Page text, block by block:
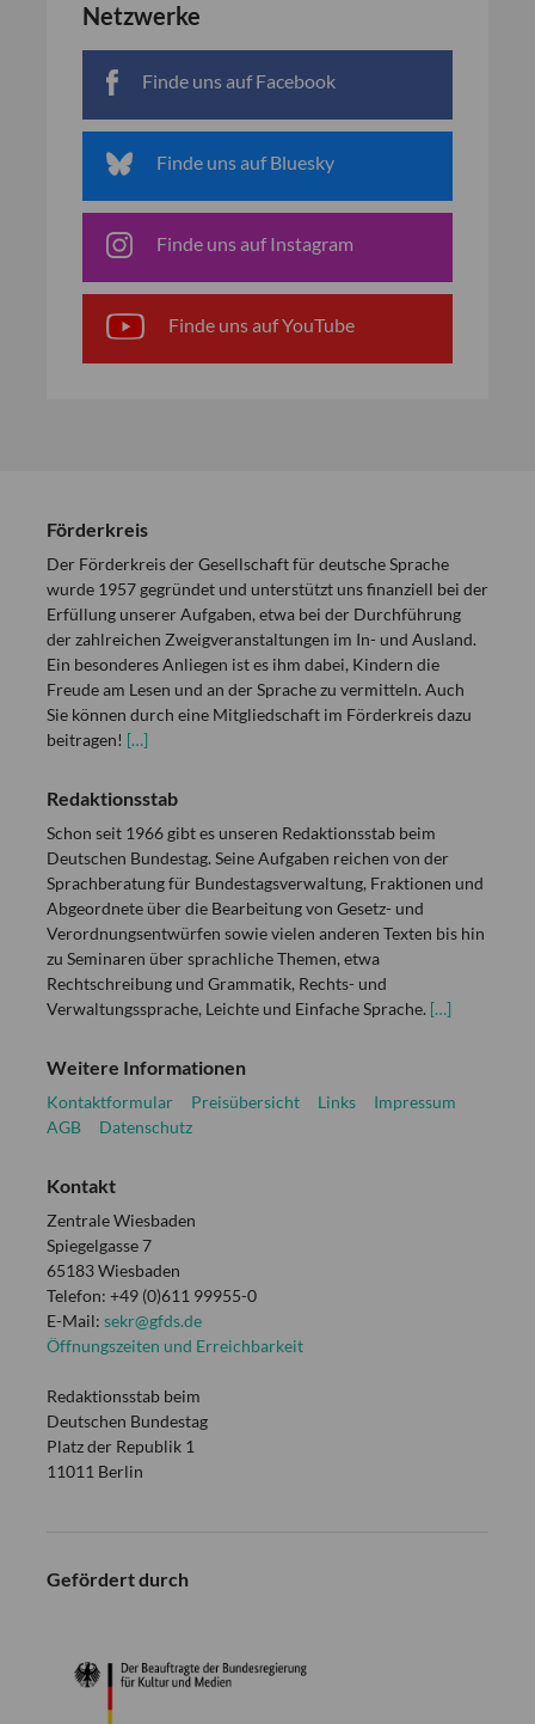
Netzwerke
Finde uns auf Facebook
Finde uns auf Bluesky
Finde uns auf Instagram
Finde uns auf YouTube
Förderkreis
Der Förderkreis der Gesellschaft für deutsche Sprache
wurde 1957 gegründet und unterstützt uns finanziell bei der
Erfüllung unserer Aufgaben, etwa bei der Durchführung
der zahlreichen Zweigveranstaltungen im In- und Ausland.
Ein besonderes Anliegen ist es ihm dabei, Kindern die
Freude am Lesen und an der Sprache zu vermitteln. Auch
Sie können durch eine Mitgliedschaft im Förderkreis dazu
beitragen! […]
Redaktionsstab
Schon seit 1966 gibt es unseren Redaktionsstab beim
Deutschen Bundestag. Seine Aufgaben reichen von der
Sprachberatung für Bundestagsverwaltung, Fraktionen und
Abgeordnete über die Bearbeitung von Gesetz- und
Verordnungsentwürfen sowie vielen anderen Texten bis hin
zu Seminaren über sprachliche Themen, etwa
Rechtschreibung und Grammatik, Rechts- und
Verwaltungssprache, Leichte und Einfache Sprache. […]
Weitere Informationen
Kontaktformular Preisübersicht Links
Impressum
AGB
Datenschutz
Kontakt
Zentrale Wiesbaden
Spiegelgasse 7
65183 Wiesbaden
Telefon: +49 (0)611 99955-0
E-Mail: sekr@gfds.de
Öffnungszeiten und Erreichbarkeit
Redaktionsstab beim
Deutschen Bundestag
Platz der Republik 1
11011 Berlin
Gefördert durch